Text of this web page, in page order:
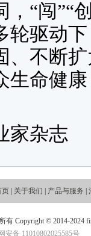
“闯”“
轮驱动
、不断
生命健
杂志
页 关于我们 产品与服务
有 Copyright © 2014-2024
安备 11010802025585号